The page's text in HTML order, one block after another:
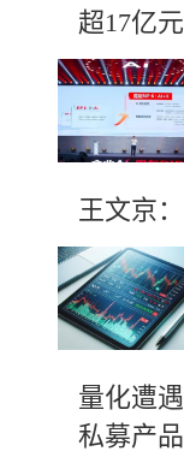
超17亿
王文京
量化遭
私募产